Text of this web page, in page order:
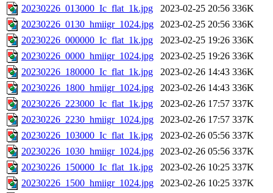
20230226_013000_Ic_flat_1k.jpg
2023-02-25 20:56 336K
20230226_0130_hmiigr_1024.jpg
2023-02-25 20:56 336K
20230226_000000_Ic_flat_1k.jpg
2023-02-25 19:26 336K
20230226_0000_hmiigr_1024.jpg
2023-02-25 19:26 336K
20230226_180000_Ic_flat_1k.jpg
2023-02-26 14:43 336K
20230226_1800_hmiigr_1024.jpg
2023-02-26 14:43 336K
20230226_223000_Ic_flat_1k.jpg
2023-02-26 17:57 337K
20230226_2230_hmiigr_1024.jpg
2023-02-26 17:57 337K
20230226_103000_Ic_flat_1k.jpg
2023-02-26 05:56 337K
20230226_1030_hmiigr_1024.jpg
2023-02-26 05:56 337K
20230226_150000_Ic_flat_1k.jpg
2023-02-26 10:25 337K
20230226_1500_hmiigr_1024.jpg
2023-02-26 10:25 337K